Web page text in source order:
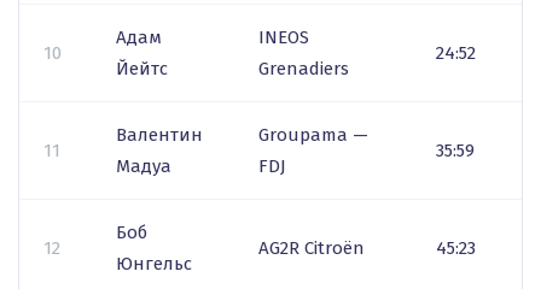
10
Адам
Йейтс
INEOS
Grenadiers
24:52
11
Валентин
Мадуа
Groupama —
FDJ
35:59
12
Боб
Юнгельс
AG2R Citroën 45:23